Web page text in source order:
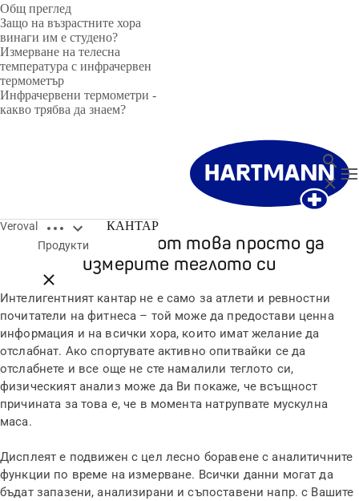
Общ преглед
Защо на възрастните хора
винаги им е студено?
Измерване на телесна
температура с инфрачервен
термометър
Инфрачервени термометри -
какво трябва да знаем?
Veroval Open breadcrumbs
Close breadcrumbs
Продукти
КАНТАР
Много повече от това просто да
измерите теглото си
Интелигентният кантар не е само за атлети и ревностни
почитатели на фитнеса – той може да предостави ценна
информация и на всички хора, които имат желание да
отслабнат. Ако спортувате активно опитвайки се да
отслабнете и все още не сте намалили теглото си,
физическият анализ може да Ви покаже, че всъщност
причината за това е, че в момента натрупвате мускулна
маса.
Дисплеят е подвижен с цел лесно боравене с аналитичните
функции по време на измерване. Всички данни могат да
бъдат запазени, анализирани и съпоставени напр. с Вашите